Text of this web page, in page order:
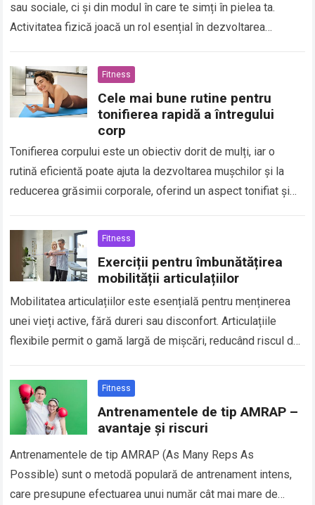
sau sociale, ci și din modul în care te simți în pielea ta.
Activitatea fizică joacă un rol esențial în dezvoltarea…
Fitness
Cele mai bune rutine pentru
tonifierea rapidă a întregului
corp
Tonifierea corpului este un obiectiv dorit de mulți, iar o
rutină eficientă poate ajuta la dezvoltarea mușchilor și la
reducerea grăsimii corporale, oferind un aspect tonifiat și
Fitness
Exerciții pentru îmbunătățirea
mobilității articulațiilor
Mobilitatea articulațiilor este esențială pentru menținerea
unei vieți active, fără dureri sau disconfort. Articulațiile
flexibile permit o gamă largă de mișcări, reducând riscul de
Fitness
Antrenamentele de tip AMRAP –
avantaje și riscuri
Antrenamentele de tip AMRAP (As Many Reps As
Possible) sunt o metodă populară de antrenament intens,
care presupune efectuarea unui număr cât mai mare de